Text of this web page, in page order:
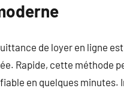
de loyer en ligne est
Rapide, cette méthode
en quelques minutes.